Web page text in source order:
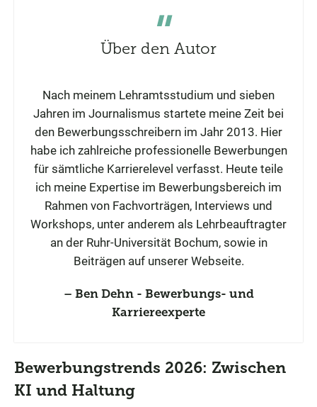
Über den Autor
Nach meinem Lehramtsstudium und sieben
Jahren im Journalismus startete meine Zeit bei
den Bewerbungsschreibern im Jahr 2013. Hier
habe ich zahlreiche professionelle Bewerbungen
für sämtliche Karrierelevel verfasst. Heute teile
ich meine Expertise im Bewerbungsbereich im
Rahmen von Fachvorträgen, Interviews und
Workshops, unter anderem als Lehrbeauftragter
an der Ruhr-Universität Bochum, sowie in
Beiträgen auf unserer Webseite.
Ben Dehn - Bewerbungs- und
Karriereexperte
Bewerbungstrends 2026: Zwischen
KI und Haltung